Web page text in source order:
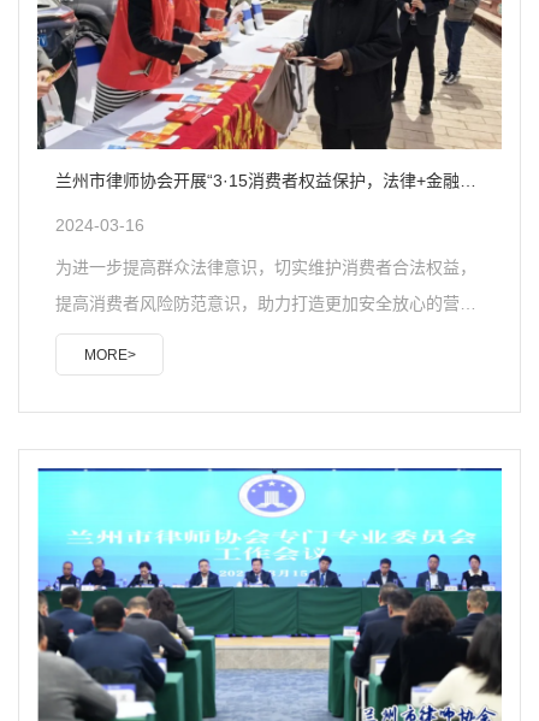
经营者依法经营、消费者依法维权的法律意识，3月15日
上..
兰州市律师协会开展“3·15消费者权益保护，法律+金融知
2024-03-16
为进一步提高群众法律意识，切实维护消费者合法权益，
提高消费者风险防范意识，助力打造更加安全放心的营商
环境，2024年3月15日，兰州市律师协会联合中信银行兰
州分行开展“3·15消费者权益保护，法律+金融知识下社区”
主题宣传活动，兰州市律师协会会长陈灿参加本次活动。
活动中，通过发放宣传资料，现场答疑，宣传讲解和日常
消费息息相关的法律知识等方式与群众面对面交流沟通，
帮助群众解决纠纷、化解矛盾、维护自身的合法权益，增
强自我保护意识。通过本次宣传活动，进一步加强了群众
对法律知识的了解，引导群众理性消费，在提升群众消费
维..
MORE>